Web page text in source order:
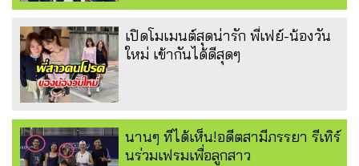
เปิดโมเมนต์สุดน่ารัก พี่เฟย์-น้องวัน
ใหม่ เข้ากันได้ดีสุดๆ
นานๆ ทีได้เห็น!อดีตสามีภรรยา รีเทิร์
นร่วมเฟรมเพื่อลูกสาว